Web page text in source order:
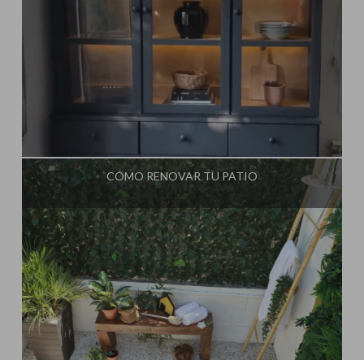
Influencer:Steffido
CÓMO RENOVAR TU PATIO